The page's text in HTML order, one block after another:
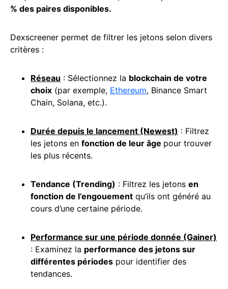
% des paires disponibles.
Dexscreener permet de filtrer les jetons selon divers
critères :
Réseau : Sélectionnez la blockchain de votre
choix (par exemple, Ethereum, Binance Smart
Chain, Solana, etc.).
Durée depuis le lancement (Newest) : Filtrez
les jetons en fonction de leur âge pour trouver
les plus récents.
Tendance (Trending) : Filtrez les jetons en
fonction de l’engouement qu’ils ont généré au
cours d’une certaine période.
Performance sur une période donnée (Gainer)
: Examinez la performance des jetons sur
différentes périodes pour identifier des
tendances.